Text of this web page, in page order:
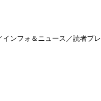
インフォ＆ニュース／読者プレ